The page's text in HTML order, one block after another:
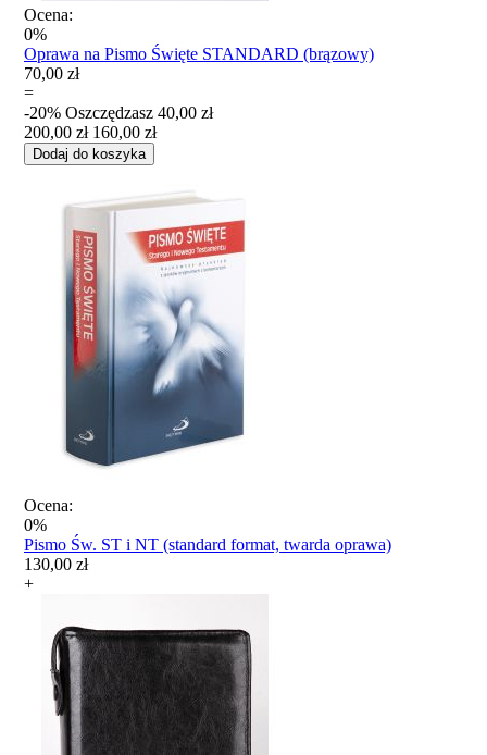
Ocena:
0%
Oprawa na Pismo Święte STANDARD (brązowy)
70,00 zł
=
-20% Oszczędzasz 40,00 zł
200,00 zł 160,00 zł
Dodaj do koszyka
Ocena:
0%
Pismo Św. ST i NT (standard format, twarda oprawa)
130,00 zł
+